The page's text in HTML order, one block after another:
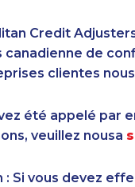
Credit
canadienne de
clientes
été appelé par
veuillez nousa
: Si vous devez